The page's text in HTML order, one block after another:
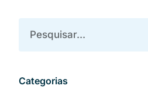
Categorias